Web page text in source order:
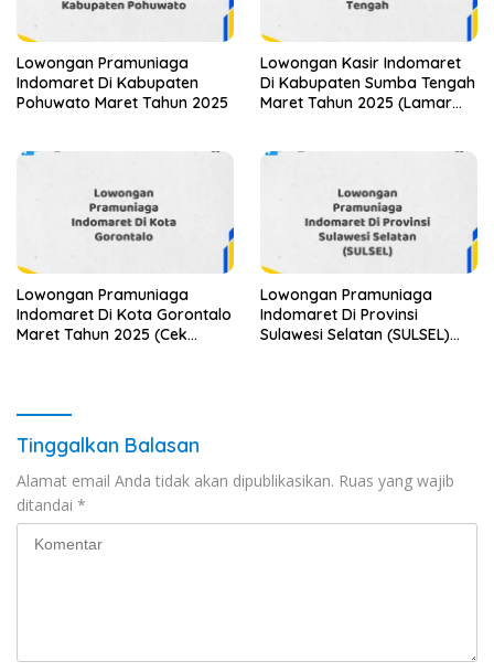
Lowongan Pramuniaga
Indomaret Di Kabupaten
Pohuwato Maret Tahun 2025
Lowongan Kasir Indomaret
Di Kabupaten Sumba Tengah
Maret Tahun 2025 (Lamar
Lowongan Pramuniaga
Indomaret Di Kota Gorontalo
Maret Tahun 2025 (Cek
Lowongan Pramuniaga
Indomaret Di Provinsi
Sulawesi Selatan (SULSEL)
Tinggalkan Balasan
Alamat email Anda tidak akan dipublikasikan. Ruas yang wajib
ditandai *